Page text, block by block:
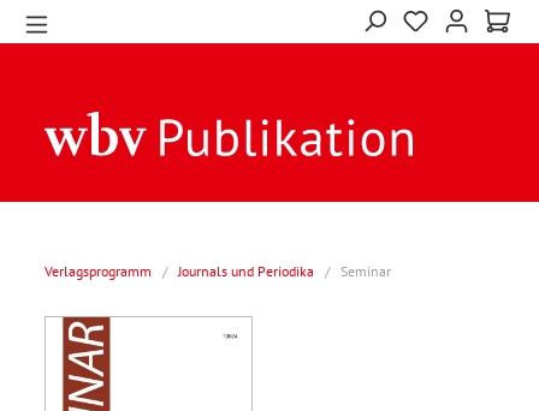
Verlagsprogramm / Journals und Periodika / Seminar